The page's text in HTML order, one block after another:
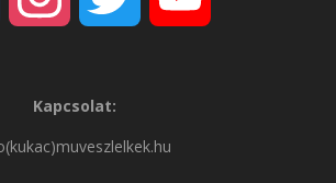
s
Kapcsolat: